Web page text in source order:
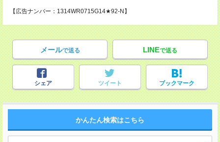
【広告ナンバー：1314WR0715G14★92-N】
メールで送る LINEで送る
シェア ツイート ブックマーク
かんたん検索はこちら